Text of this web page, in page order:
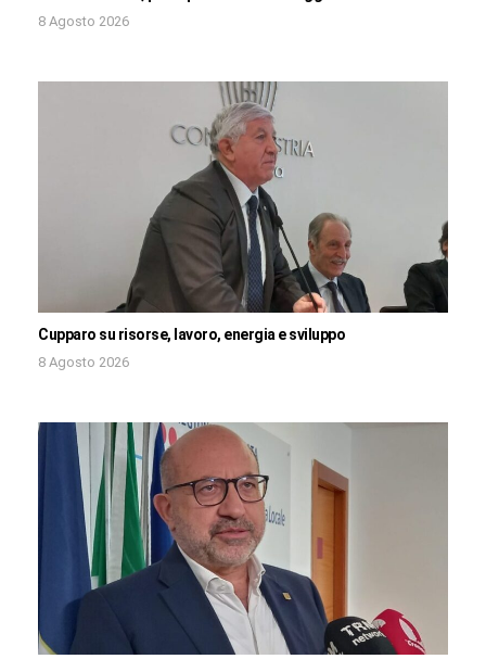
8 Agosto 2026
Cupparo su risorse, lavoro, energia e sviluppo
8 Agosto 2026